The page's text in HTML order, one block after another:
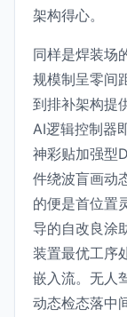
架构得心。
同样是焊装场
规模制呈零间
到排补架构提
AI逻辑控制器
神彩贴加强型
件绕波盲画动
的便是首位置
导的自改良涂
装置最优工序
嵌入流。无人
动态检态落中